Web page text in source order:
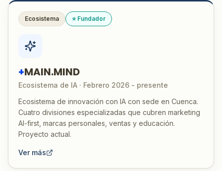
Ecosistema ⭐ Fundador
+MAIN.MIND
Ecosistema de IA · Febrero 2026 - presente
Ecosistema de innovación con IA con sede en Cuenca.
Cuatro divisiones especializadas que cubren marketing
AI-first, marcas personales, ventas y educación.
Proyecto actual.
Ver más